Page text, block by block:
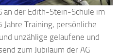
an der Edith-Stein-Schule im
Training, persönliche
unzählige gelaufene und
zum Jubiläum der AG